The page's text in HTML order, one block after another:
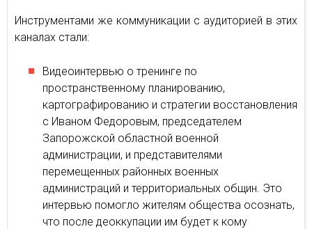
Инструментами же коммуникации с аудиторией в этих
каналах стали:
Видеоинтервью о тренинге по
пространственному планированию,
картографированию и стратегии восстановления
с Иваном Федоровым, председателем
Запорожской областной военной
администрации, и представителями
перемещенных районных военных
администраций и территориальных общин. Это
интервью помогло жителям общества осознать,
что после деоккупации им будет к кому